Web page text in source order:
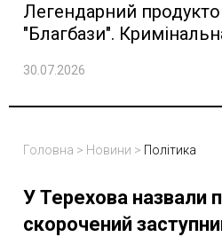
Легендарний
"Благбази".
30.07.2026
Головна > Новини > Політика
У Терехова назвали
скорочений